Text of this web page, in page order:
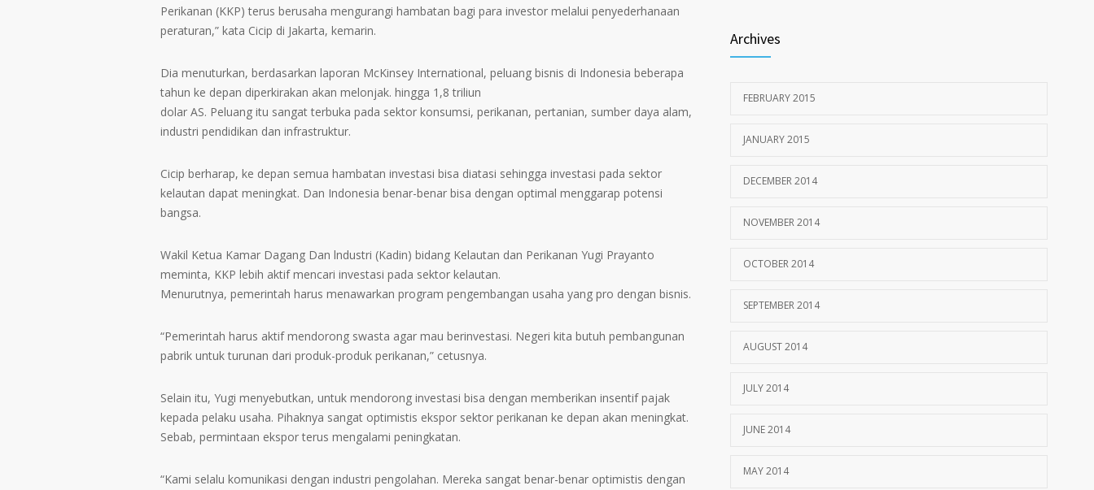
Perikanan (KKP) terus berusaha mengurangi hambatan bagi para investor melalui penyederhanaan
peraturan,” kata Cicip di Jakarta, kemarin.
Dia menuturkan, berdasarkan laporan McKinsey International, peluang bisnis di Indonesia beberapa
tahun ke depan diperkirakan akan melonjak. hingga 1,8 triliun
dolar AS. Peluang itu sangat terbuka pada sektor konsumsi, perikanan, pertanian, sumber daya alam,
industri pendidikan dan infrastruktur.
Cicip berharap, ke depan semua hambatan investasi bisa diatasi sehingga investasi pada sektor
kelautan dapat meningkat. Dan Indonesia benar-benar bisa dengan optimal menggarap potensi
bangsa.
Wakil Ketua Kamar Dagang Dan lndustri (Kadin) bidang Kelautan dan Perikanan Yugi Prayanto
meminta, KKP lebih aktif mencari investasi pada sektor kelautan.
Menurutnya, pemerintah harus menawarkan program pengembangan usaha yang pro dengan bisnis.
“Pemerintah harus aktif mendorong swasta agar mau berinvestasi. Negeri kita butuh pembangunan
pabrik untuk turunan dari produk-produk perikanan,” cetusnya.
Selain itu, Yugi menyebutkan, untuk mendorong investasi bisa dengan memberikan insentif pajak
kepada pelaku usaha. Pihaknya sangat optimistis ekspor sektor perikanan ke depan akan meningkat.
Sebab, permintaan ekspor terus mengalami peningkatan.
“Kami selalu komunikasi dengan industri pengolahan. Mereka sangat benar-benar optimistis dengan
Archives
FEBRUARY 2015
JANUARY 2015
DECEMBER 2014
NOVEMBER 2014
OCTOBER 2014
SEPTEMBER 2014
AUGUST 2014
JULY 2014
JUNE 2014
MAY 2014